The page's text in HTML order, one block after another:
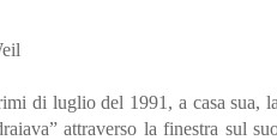
di luglio del 1991, a casa sua, la
attraverso la finestra sul